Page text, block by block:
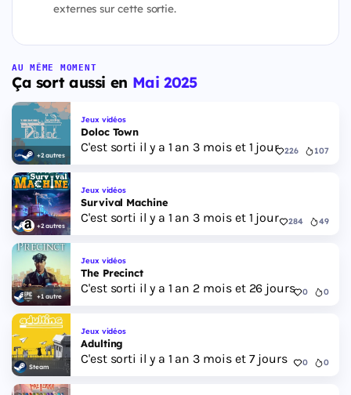
externes sur cette sortie.
AU MÊME MOMENT
Ça sort aussi en Mai 2025
+2 autres
Jeux vidéos
Doloc Town
C'est sorti il y a 1 an 3 mois et 1 jour 226 107
+2 autres
Jeux vidéos
Survival Machine
C'est sorti il y a 1 an 3 mois et 1 jour 284 49
+1 autre
Jeux vidéos
The Precinct
C'est sorti il y a 1 an 2 mois et 26 jours 0 0
Steam
Jeux vidéos
Adulting
C'est sorti il y a 1 an 3 mois et 7 jours 0 0